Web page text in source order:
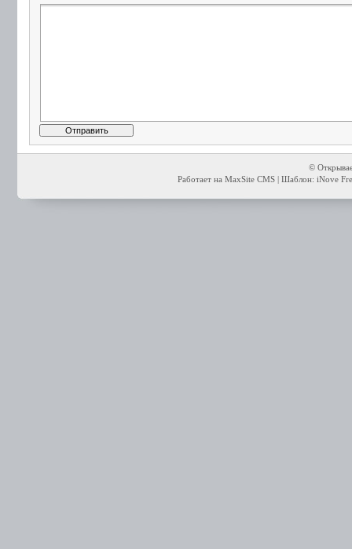
©
Работает на MaxSite CMS | Шаблон: iNove